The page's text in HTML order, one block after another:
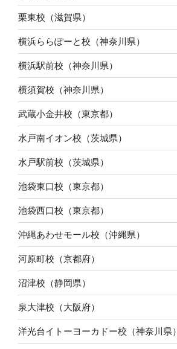
栗東校（滋賀県）
横浜ららぽーと校（神奈川県）
横浜駅前校（神奈川県）
横須賀校（神奈川県）
武蔵小金井校（東京都）
水戸南イオン校（茨城県）
水戸駅前校（茨城県）
池袋東口校（東京都）
池袋西口校（東京都）
沖縄あわせモール校（沖縄県）
河原町校（京都府）
沼津校（静岡県）
泉大津校（大阪府）
洋光台イトーヨーカドー校（神奈川県）